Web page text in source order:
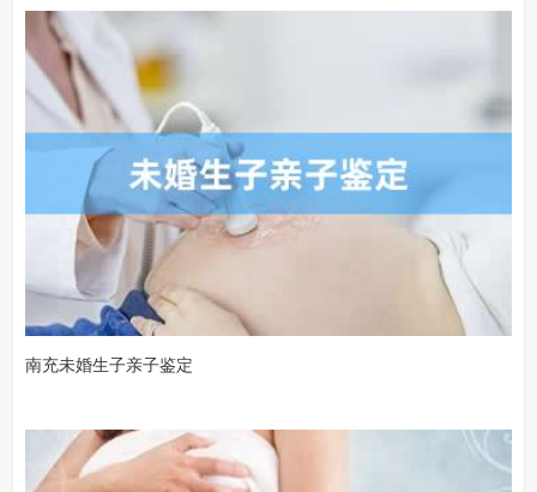
南充未婚生子亲子鉴定